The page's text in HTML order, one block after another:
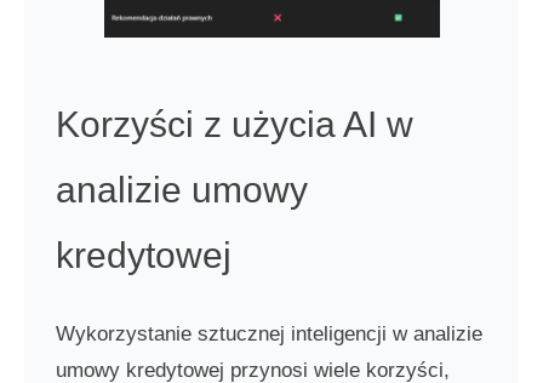
Korzyści z użycia AI w
analizie umowy
kredytowej
Wykorzystanie sztucznej inteligencji w analizie
umowy kredytowej przynosi wiele korzyści,